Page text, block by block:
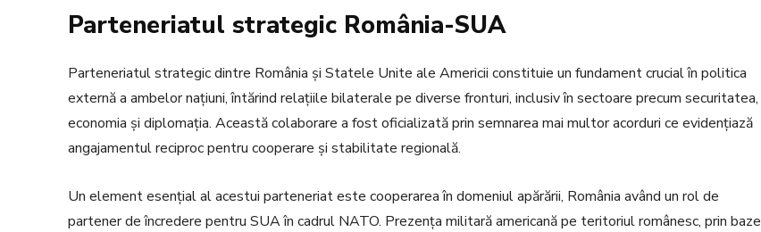
Parteneriatul strategic România-SUA
Parteneriatul strategic dintre România și Statele Unite ale Americii constituie un fundament crucial în politica
externă a ambelor națiuni, întărind relațiile bilaterale pe diverse fronturi, inclusiv în sectoare precum securitatea,
economia și diplomația. Această colaborare a fost oficializată prin semnarea mai multor acorduri ce evidențiază
angajamentul reciproc pentru cooperare și stabilitate regională.
Un element esențial al acestui parteneriat este cooperarea în domeniul apărării, România având un rol de
partener de încredere pentru SUA în cadrul NATO. Prezența militară americană pe teritoriul românesc, prin baze